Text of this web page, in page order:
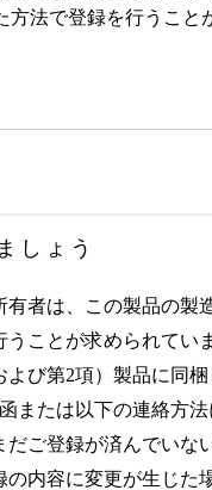
方法で登録を行うこと
しょう
有者は、この製品の製
うことが求められてい
よび第2項）製品に同
または以下の連絡方
だご登録が済んでいな
の内容に変更が生じた